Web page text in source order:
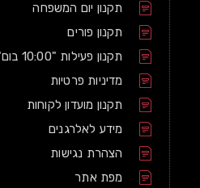
תקנון יום המשפחה
תקנון פורים
תקנון פעילות "10:00 בום"
מדיניות פרטיות
תקנון מועדון לקוחות
מידע לאלרגנים
הצהרת נגישות
מפת אתר